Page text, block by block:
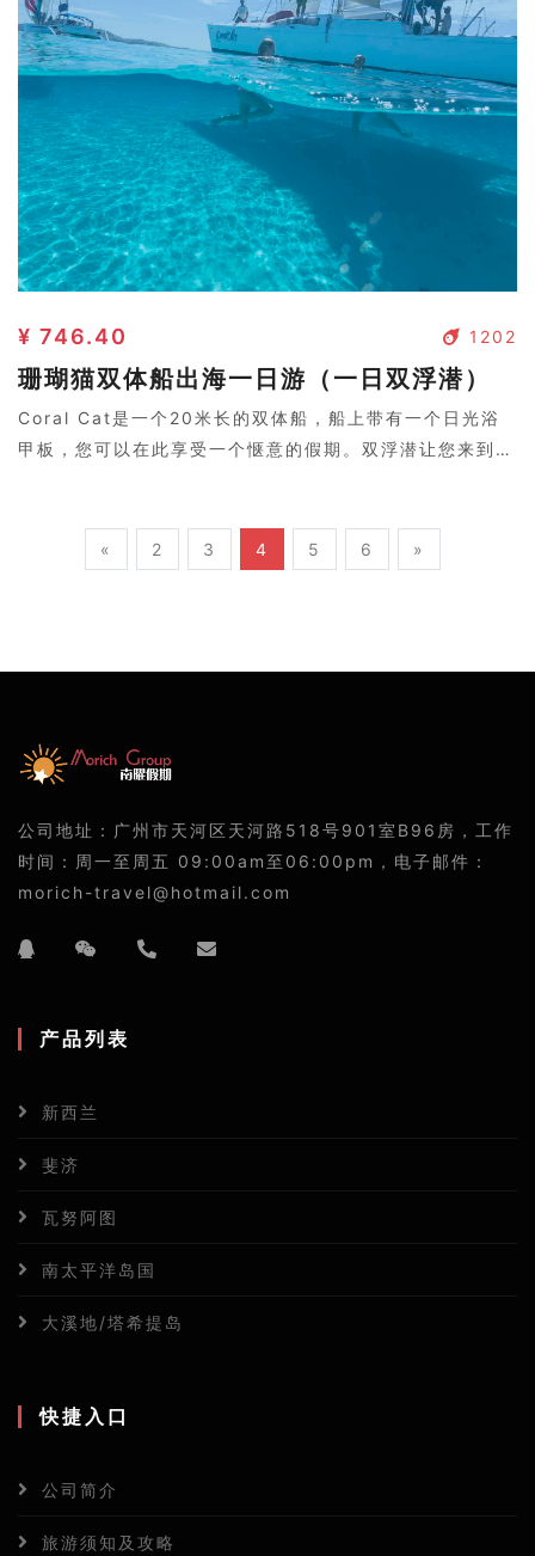
1202
¥ 746.40
珊瑚猫双体船出海一日游（一日双浮潜）
Coral Cat是一个20米长的双体船，船上带有一个日光浴
甲板，您可以在此享受一个惬意的假期。双浮潜让您来到斐
« 2 3 4 5 6 »
公司地址：广州市天河区天河路518号901室B96房，工作
时间：周一至周五 09:00am至06:00pm，电子邮件：
morich-travel@hotmail.com
产品列表
新西兰
斐济
瓦努阿图
南太平洋岛国
大溪地/塔希提岛
快捷入口
公司简介
旅游须知及攻略